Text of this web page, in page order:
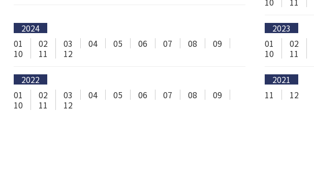
2024
01
02 03 04 05 06 07 08
09
10
11 12
2023
01
02
10
11
2022
01
02 03 04 05 06 07 08
09
10
11 12
2021
11
12